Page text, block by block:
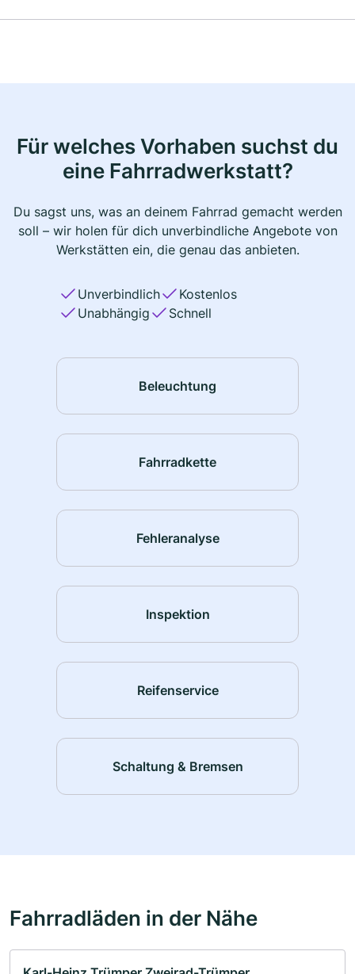
Für welches Vorhaben suchst du
eine Fahrradwerkstatt?
Du sagst uns, was an deinem Fahrrad gemacht werden
soll – wir holen für dich unverbindliche Angebote von
Werkstätten ein, die genau das anbieten.
Unverbindlich
Kostenlos
Unabhängig
Schnell
Beleuchtung
Fahrradkette
Fehleranalyse
Inspektion
Reifenservice
Schaltung & Bremsen
Fahrradläden in der Nähe